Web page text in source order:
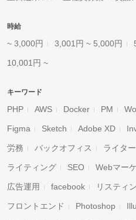
時給
~ 3,000円 3,001円 ~ 5,000円
10,001円 ~
キーワード
PHP AWS Docker PM
Figma Sketch Adobe XD
労務 バックオフィス ライター
ライティング SEO Webマー
広告運用 facebook リスティ
フロントエンド Photoshop